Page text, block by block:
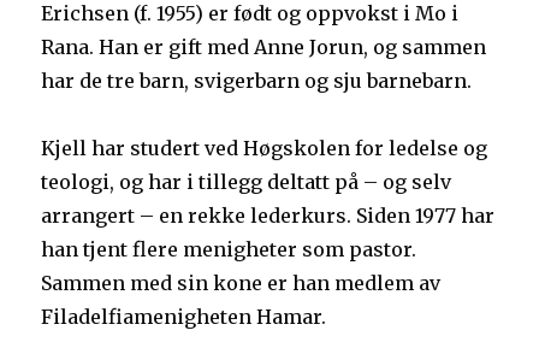
Erichsen (f. 1955) er født og oppvokst i Mo i
Rana. Han er gift med Anne Jorun, og sammen
har de tre barn, svigerbarn og sju barnebarn.
Kjell har studert ved Høgskolen for ledelse og
teologi, og har i tillegg deltatt på – og selv
arrangert – en rekke lederkurs. Siden 1977 har
han tjent flere menigheter som pastor.
Sammen med sin kone er han medlem av
Filadelfiamenigheten Hamar.